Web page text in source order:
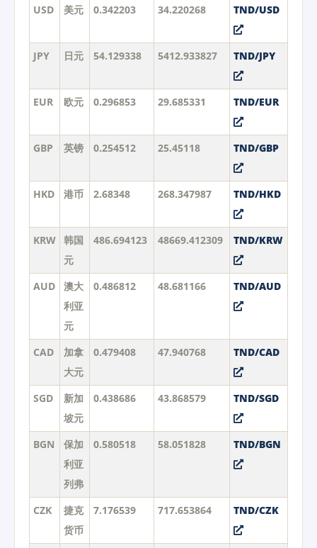
USD 美元 0.342203 34.220268 TND/USD
JPY 日元 54.129338 5412.933827 TND/JPY
EUR 欧元 0.296853 29.685331 TND/EUR
GBP 英镑 0.254512 25.45118 TND/GBP
HKD 港币 2.68348 268.347987 TND/HKD
KRW 韩国
元
486.694123 48669.412309 TND/KRW
AUD
澳大
利亚
元
0.486812 48.681166 TND/AUD
CAD
加拿
大元
0.479408 47.940768 TND/CAD
SGD
新加
坡元
0.438686 43.868579 TND/SGD
BGN
保加
利亚
列弗
0.580518 58.051828 TND/BGN
CZK
捷克
货币
7.176539 717.653864 TND/CZK